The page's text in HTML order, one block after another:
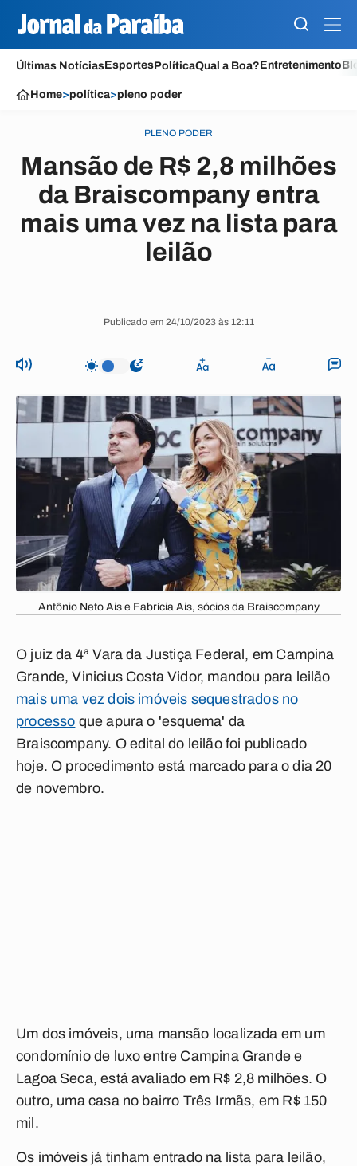
Últimas NotíciasEsportesPolíticaQual a Boa?Entretenimento
Home>política>pleno poder
PLENO PODER
Mansão de R$ 2,8 milhões
da Braiscompany entra
mais uma vez na lista para
leilão
Publicado em 24/10/2023 às 12:11
Antônio Neto Ais e Fabrícia Ais, sócios da Braiscompany
O juiz da 4ª Vara da Justiça Federal, em Campina
Grande, Vinicius Costa Vidor, mandou para leilão
mais uma vez dois imóveis sequestrados no
processo que apura o 'esquema' da
Braiscompany. O edital do leilão foi publicado
hoje. O procedimento está marcado para o dia 20
de novembro.
Um dos imóveis, uma mansão localizada em um
condomínio de luxo entre Campina Grande e
Lagoa Seca, está avaliado em R$ 2,8 milhões. O
outro, uma casa no bairro Três Irmãs, em R$ 150
mil.
Os imóveis já tinham entrado na lista para leilão,